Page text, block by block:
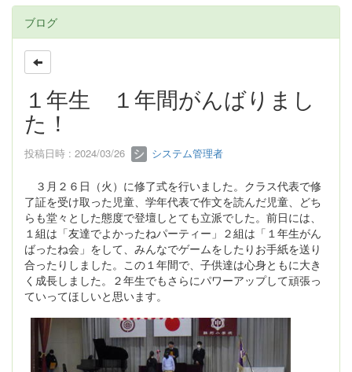
ブログ
１年生 １年間がんばりまし
た！
投稿日時 : 2024/03/26 システム管理者
３月２６日（火）に修了式を行いました。クラス代表で修
了証を受け取った児童、学年代表で作文を読んだ児童、どち
らも堂々とした態度で登壇しとても立派でした。前日には、
１組は「友達でよかったねパーティー」２組は「１年生がん
ばったね会」をして、みんなでゲームをしたりお手紙を送り
合ったりしました。この１年間で、子供達は心身ともに大き
く成長しました。２年生でもさらにパワーアップして頑張っ
ていってほしいと思います。